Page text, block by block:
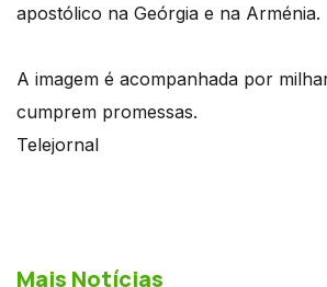
apostólico na Geórgia e na Arménia.
A imagem é acompanhada por
cumprem promessas.
Telejornal
Mais Notícias